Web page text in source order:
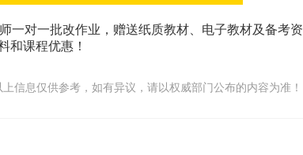
一对一批改作业，赠送纸质教材、电子教材及备考资
和课程优惠！
信息仅供参考，如有异议，请以权威部门公布的内容为准！